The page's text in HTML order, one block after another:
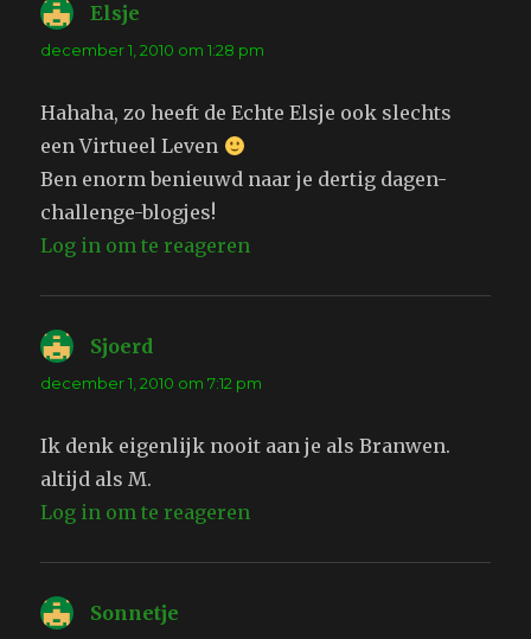
Elsje
december 1, 2010 om 1:28 pm
Hahaha, zo heeft de Echte Elsje ook slechts
een Virtueel Leven
Ben enorm benieuwd naar je dertig dagen-
challenge-blogjes!
Log in om te reageren
Sjoerd
december 1, 2010 om 7:12 pm
Ik denk eigenlijk nooit aan je als Branwen.
altijd als M.
Log in om te reageren
Sonnetje